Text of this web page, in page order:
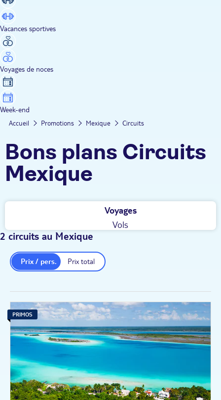
Vacances sportives
Voyages de noces
Week-end
Accueil Promotions Mexique Circuits
Bons plans Circuits
Mexique
Voyages
Vols
2 circuits au Mexique
Prix total
Prix / pers.
PRIMOS